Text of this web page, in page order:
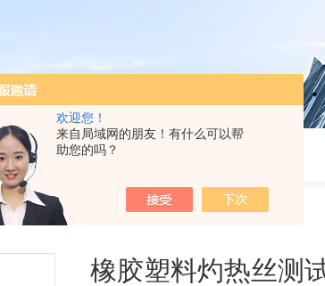
欢迎您！
来自局域网的朋友！有什么可以帮
助您的吗？
试机哪家好
橡胶塑料灼热丝测